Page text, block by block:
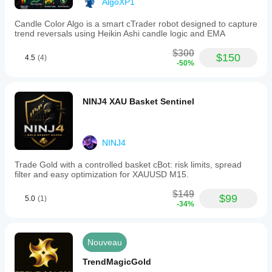
--------------------------------------------------------------------------------
--------------------------------------------
Appendix: Detailed Comparison with the Previous
Version ("Pro")
Certainly. Let's compare the two cBots you provided:
Bot 1:
Dynamic Trendline Deluxe Pro Bot, the
version "V22")
We'll call the first one "Unified" (or Deluxe Pro) and the
second one "Pro" for simplicity.
Candle Color Algo is a smart cTrader robot designed to capture
trend reversals using Heikin Ashi candle logic and EMA
4.5 (4) $300
-50% $150
NINJ4 XAU Basket Sentinel
NINJ4
Trade Gold with a controlled basket cBot: risk limits, spread
filter and easy optimization for XAUUSD M15.
5.0 (1) $149
-34% $99
Nouveau
TrendMagicGold